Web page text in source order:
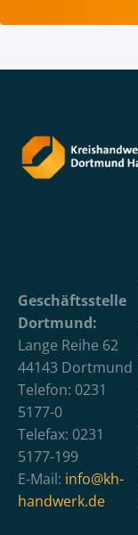
Geschäftsstelle
Dortmund:
Lange Reihe 62
44143 Dortmund
Telefon: 0231
5177-0
Telefax: 0231
5177-199
E-Mail: info@kh-
handwerk.de